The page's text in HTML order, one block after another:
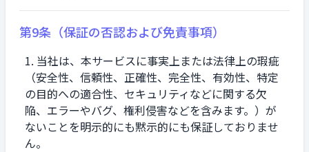
第9条（保証の否認および免責事項）
当社は、本サービスに事実上または法律上の瑕疵
（安全性、信頼性、正確性、完全性、有効性、特定
の目的への適合性、セキュリティなどに関する欠
陥、エラーやバグ、権利侵害などを含みます。）が
ないことを明示的にも黙示的にも保証しておりませ
ん。